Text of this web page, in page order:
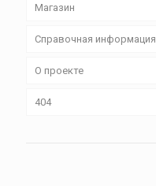
Магазин
Справочная информация
О проекте
404